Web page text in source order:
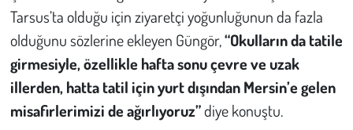
Tarsus’ta olduğu için ziyaretçi yoğunluğunun da fazla
olduğunu sözlerine ekleyen Güngör,“Okulların da tatile
girmesiyle, özellikle hafta sonu çevre ve uzak
illerden, hatta tatil için yurt dışından Mersin’e gelen
misafirlerimizi de ağırlıyoruz”diye konuştu.